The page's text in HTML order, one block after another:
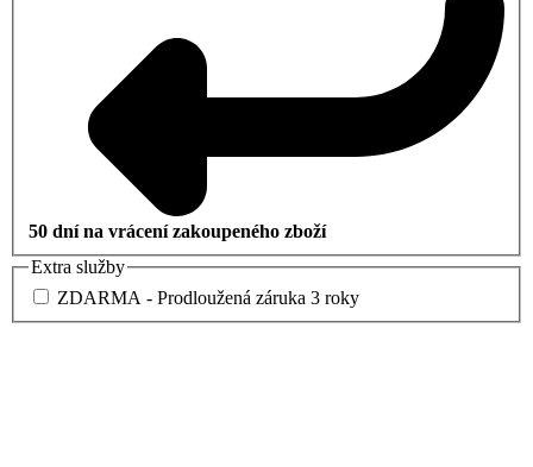
50 dní na vrácení zakoupeného zboží
Extra služby
ZDARMA - Prodloužená záruka 3 roky